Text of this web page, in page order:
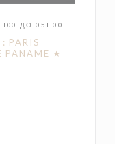
ДО 05H00
PARIS
PANAME ★